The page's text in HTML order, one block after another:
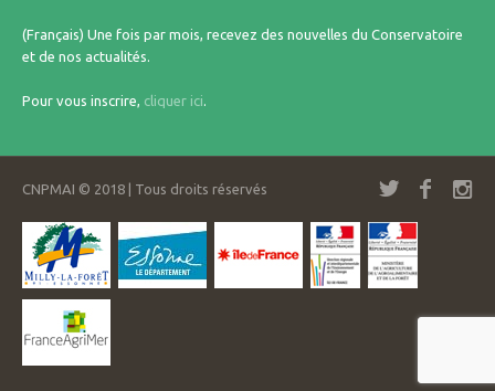
(Français) Une fois par mois, recevez des nouvelles du Conservatoire
et de nos actualités.
Pour vous inscrire, cliquer ici.
CNPMAI © 2018 | Tous droits réservés